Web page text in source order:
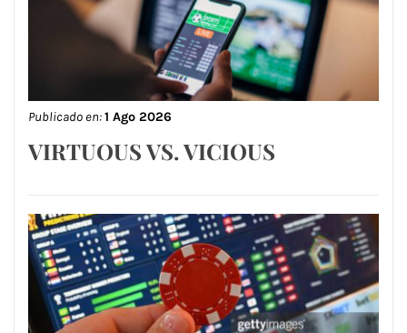
Publicado en:1 Ago 2026
VIRTUOUS VS. VICIOUS